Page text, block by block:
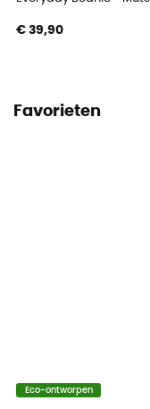
€ 39,90
Favorieten
Eco-ontworpen